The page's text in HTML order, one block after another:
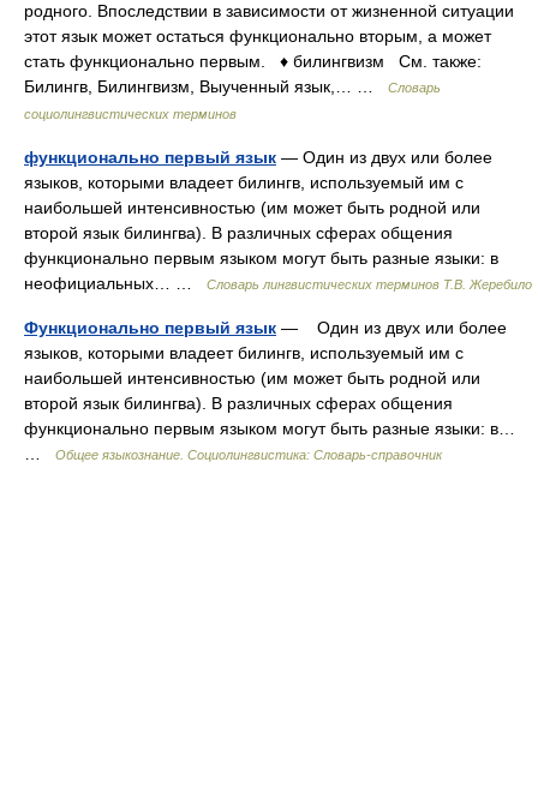
родного. Впоследствии в зависимости от жизненной ситуации
этот язык может остаться функционально вторым, а может
стать функционально первым. ♦ билингвизм См. также:
Билингв, Билингвизм, Выученный язык,… …
Словарь
социолингвистических терминов
функционально первый язык — Один из двух или более
языков, которыми владеет билингв, используемый им с
наибольшей интенсивностью (им может быть родной или
второй язык билингва). В различных сферах общения
функционально первым языком могут быть разные языки: в
неофициальных… …
Словарь лингвистических терминов Т.В. Жеребило
Функционально первый язык — Один из двух или более
языков, которыми владеет билингв, используемый им с
наибольшей интенсивностью (им может быть родной или
второй язык билингва). В различных сферах общения
функционально первым языком могут быть разные языки: в…
Общее языкознание. Социолингвистика: Словарь-справочник